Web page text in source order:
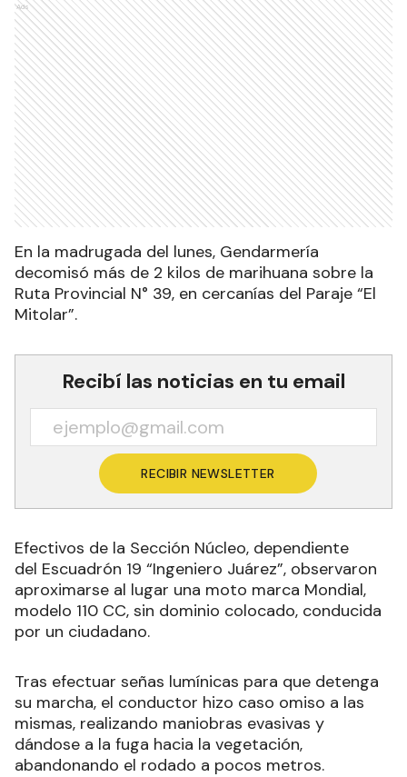
Ads
En la madrugada del lunes, Gendarmería
decomisó más de 2 kilos de marihuana sobre la
Ruta Provincial N° 39, en cercanías del Paraje “El
Mitolar”.
Recibí las noticias en tu email
RECIBIR NEWSLETTER
Efectivos de la Sección Núcleo, dependiente
del Escuadrón 19 “Ingeniero Juárez”, observaron
aproximarse al lugar una moto marca Mondial,
modelo 110 CC, sin dominio colocado, conducida
por un ciudadano.
Tras efectuar señas lumínicas para que detenga
su marcha, el conductor hizo caso omiso a las
mismas, realizando maniobras evasivas y
dándose a la fuga hacia la vegetación,
abandonando el rodado a pocos metros.